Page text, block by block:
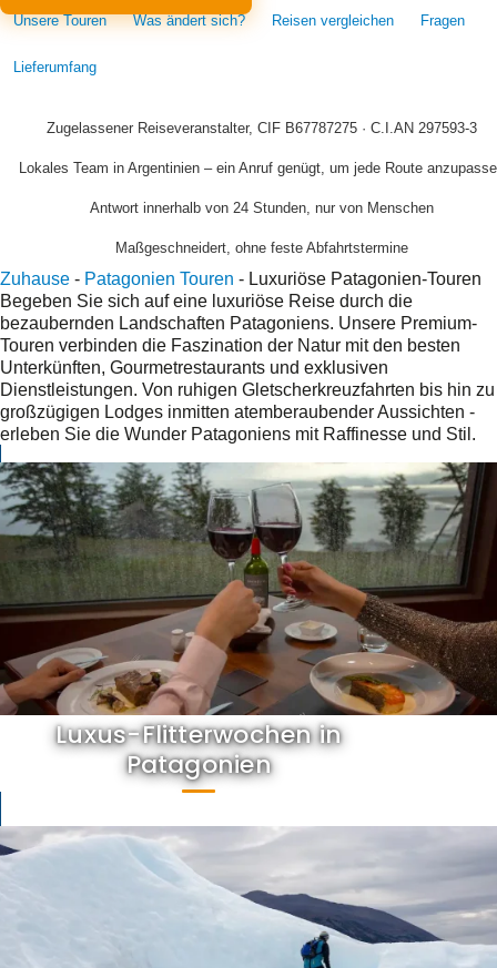
Unsere Touren Was ändert sich? Reisen vergleichen Fragen
Lieferumfang
Zugelassener Reiseveranstalter, CIF B67787275 · C.I.AN 297593-3
Lokales Team in Argentinien – ein Anruf genügt, um jede Route
Antwort innerhalb von 24 Stunden, nur von Menschen
Maßgeschneidert, ohne feste Abfahrtstermine
Zuhause - Patagonien Touren - Luxuriöse Patagonien-Touren
Begeben Sie sich auf eine luxuriöse Reise durch die
bezaubernden Landschaften Patagoniens. Unsere Premium-
Touren verbinden die Faszination der Natur mit den besten
Unterkünften, Gourmetrestaurants und exklusiven
Dienstleistungen. Von ruhigen Gletscherkreuzfahrten bis hin zu
großzügigen Lodges inmitten atemberaubender Aussichten -
erleben Sie die Wunder Patagoniens mit Raffinesse und Stil.
Luxus-Flitterwochen in
Patagonien